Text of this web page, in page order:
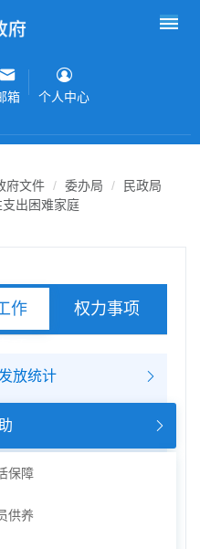
箱 个人中心
府文件 委办局
民政局
支出困难家庭
作 权力事项
放统计
保障
供养